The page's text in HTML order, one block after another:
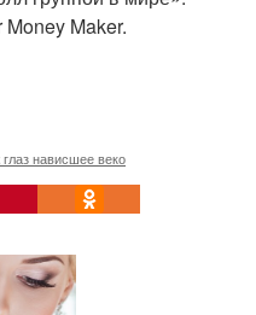
Maker.
нависшее веко